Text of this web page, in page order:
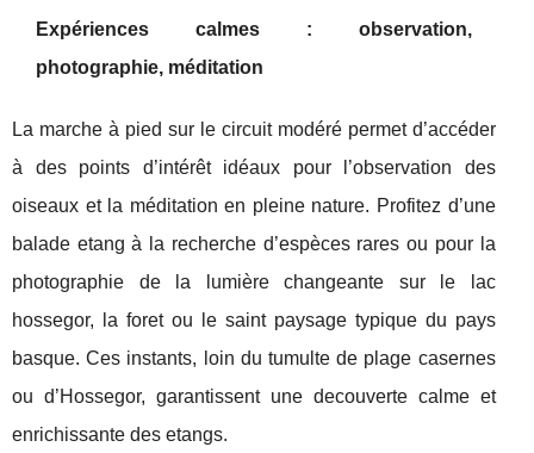
Expériences calmes : observation,
photographie, méditation
La marche à pied sur le circuit modéré permet d’accéder
à des points d’intérêt idéaux pour l’observation des
oiseaux et la méditation en pleine nature. Profitez d’une
balade etang à la recherche d’espèces rares ou pour la
photographie de la lumière changeante sur le lac
hossegor, la foret ou le saint paysage typique du pays
basque. Ces instants, loin du tumulte de plage casernes
ou d’Hossegor, garantissent une decouverte calme et
enrichissante des etangs.